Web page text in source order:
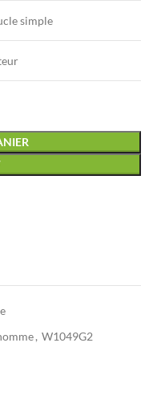
simple
, W1049G2